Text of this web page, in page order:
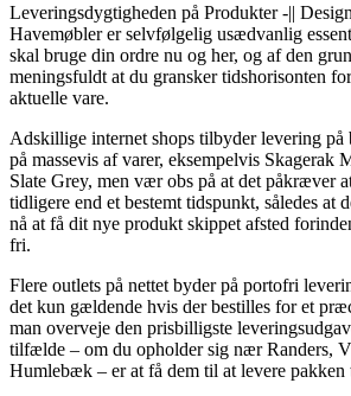
Leveringsdygtigheden på Produkter -||
Havemøbler er selvfølgelig usædvanlig
skal bruge din ordre nu og her, og af den
meningsfuldt at du gransker tidshorisonten
aktuelle vare.
Adskillige internet shops tilbyder levering på
på massevis af varer, eksempelvis Skagerak
Slate Grey, men vær obs på at det påkræver
tidligere end et bestemt tidspunkt, således at
nå at få dit nye produkt skippet afsted
fri.
Flere outlets på nettet byder på portofri
det kun gældende hvis der bestilles for et
man overveje den prisbilligste
tilfælde – om du opholder sig nær Randers,
Humlebæk – er at få dem til at levere pakken